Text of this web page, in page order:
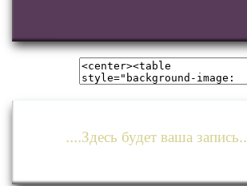
....Здесь будет ваша